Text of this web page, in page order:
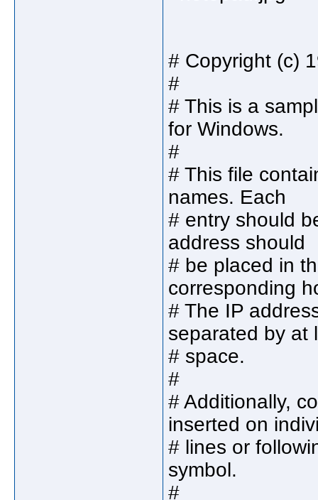
# Copyright (c)
#
# This is a
for Windows.
#
# This file
names. Each
# entry should
address should
# be placed in
corresponding
# The IP
separated by at
# space.
#
# Additionally,
inserted on
# lines or
symbol.
#